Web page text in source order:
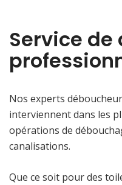
Service
Nos experts
interviennent dans les
opérations de
canalisations.
Que ce soit pour des